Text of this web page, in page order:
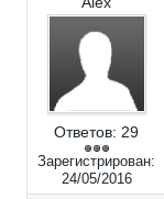
Ответов: 29
Зарегистрирован:
24/05/2016